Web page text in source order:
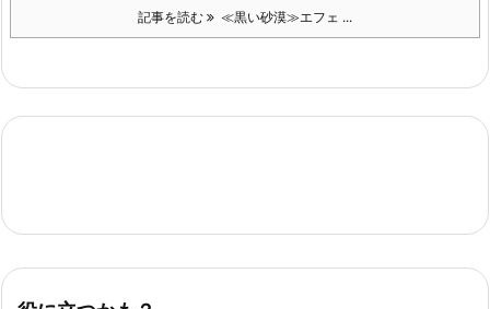
記事を読む ≪黒い砂漠≫エフェ ...